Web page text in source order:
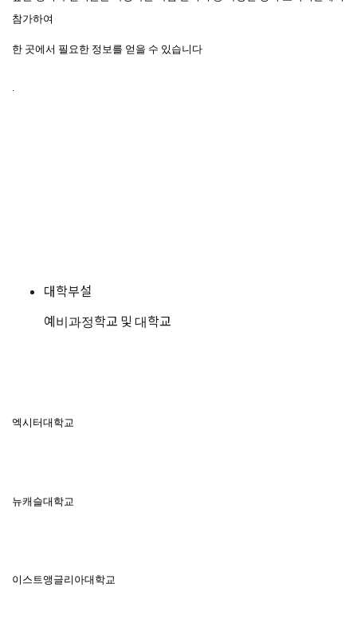
참가하여
한 곳에서 필요한 정보를 얻을 수 있습니다
.
대학부설
예비과정학교 및 대학교
엑시터대학교
뉴캐슬대학교
이스트앵글리아대학교